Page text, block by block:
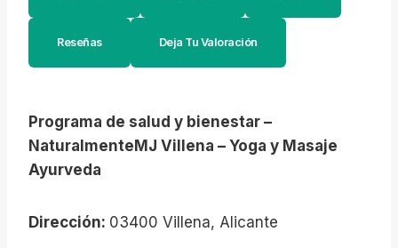
Reseñas Deja Tu Valoración
Programa de salud y bienestar –
NaturalmenteMJ Villena – Yoga y Masaje
Ayurveda
Dirección: 03400 Villena, Alicante